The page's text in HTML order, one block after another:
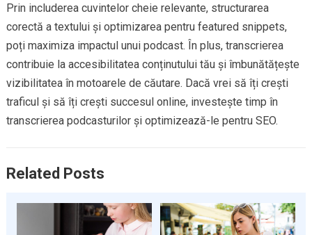
Prin includerea cuvintelor cheie relevante, structurarea
corectă a textului și optimizarea pentru featured snippets,
poți maximiza impactul unui podcast. În plus, transcrierea
contribuie la accesibilitatea conținutului tău și îmbunătățește
vizibilitatea în motoarele de căutare. Dacă vrei să îți crești
traficul și să îți crești succesul online, investește timp în
transcrierea podcasturilor și optimizează-le pentru SEO.
Related Posts